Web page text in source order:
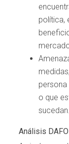
política,
o que
sucedan.
Análisis